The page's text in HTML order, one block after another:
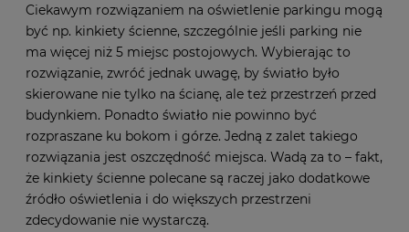
Ciekawym rozwiązaniem na oświetlenie parkingu mogą
być np. kinkiety ścienne, szczególnie jeśli parking nie
ma więcej niż 5 miejsc postojowych. Wybierając to
rozwiązanie, zwróć jednak uwagę, by światło było
skierowane nie tylko na ścianę, ale też przestrzeń przed
budynkiem. Ponadto światło nie powinno być
rozpraszane ku bokom i górze. Jedną z zalet takiego
rozwiązania jest oszczędność miejsca. Wadą za to – fakt,
że kinkiety ścienne polecane są raczej jako dodatkowe
źródło oświetlenia i do większych przestrzeni
zdecydowanie nie wystarczą.